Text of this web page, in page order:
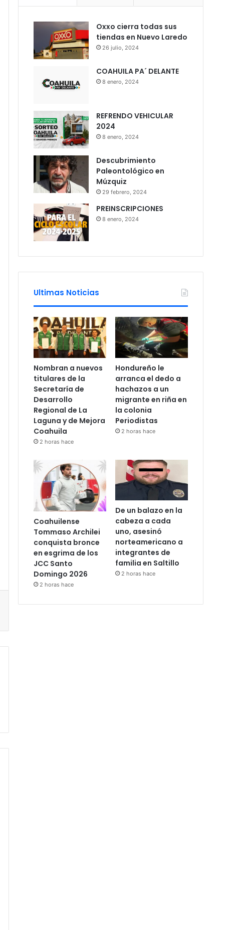
Oxxo cierra todas sus
tiendas en Nuevo Laredo
26 julio, 2024
COAHUILA PA´ DELANTE
8 enero, 2024
REFRENDO VEHICULAR
2024
8 enero, 2024
Descubrimiento
Paleontológico en
Múzquiz
29 febrero, 2024
PREINSCRIPCIONES
8 enero, 2024
Ultimas Noticias
Nombran a nuevos
titulares de la
Secretaría de
Desarrollo
Regional de La
Laguna y de Mejora
Coahuila
2 horas hace
Hondureño le
arranca el dedo a
hachazos a un
migrante en riña en
la colonia
Periodistas
2 horas hace
Coahuilense
Tommaso Archilei
conquista bronce
en esgrima de los
JCC Santo
Domingo 2026
2 horas hace
De un balazo en la
cabeza a cada
uno, asesinó
norteamericano a
integrantes de
familia en Saltillo
2 horas hace